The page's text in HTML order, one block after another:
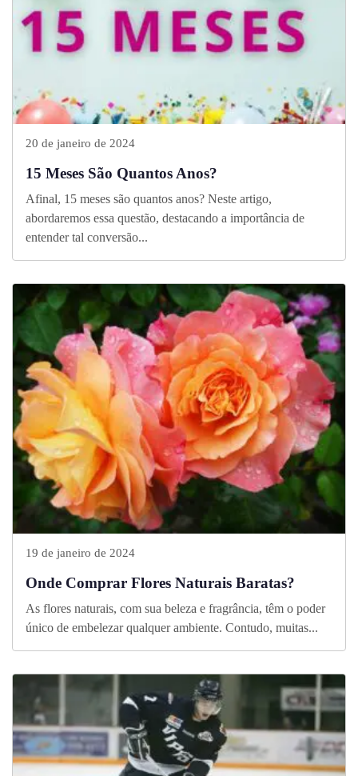
20 de janeiro de 2024
15 Meses São Quantos Anos?
Afinal, 15 meses são quantos anos? Neste artigo,
abordaremos essa questão, destacando a importância de
entender tal conversão...
19 de janeiro de 2024
Onde Comprar Flores Naturais Baratas?
As flores naturais, com sua beleza e fragrância, têm o poder
único de embelezar qualquer ambiente. Contudo, muitas...